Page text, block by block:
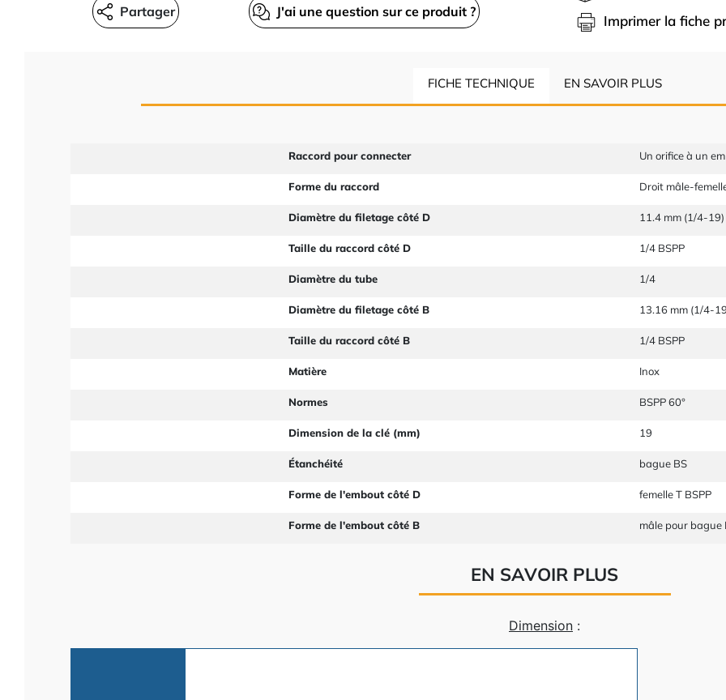
J'ai une question sur ce produit ?
Partager
Imprimer la fiche
FICHE TECHNIQUE EN SAVOIR PLUS
Raccord pour connecter Un orifice à un
Forme du raccord Droit mâle-
Diamètre du filetage côté D 11.4 mm (1/4-19)
Taille du raccord côté D 1/4 BSPP
Diamètre du tube 1/4
Diamètre du filetage côté B 13.16 mm (1/4-
Taille du raccord côté B 1/4 BSPP
Matière Inox
Normes BSPP 60°
Dimension de la clé (mm) 19
Étanchéité bague BS
Forme de l'embout côté D femelle T BSPP
Forme de l'embout côté B mâle pour bague
EN SAVOIR PLUS
Dimension :